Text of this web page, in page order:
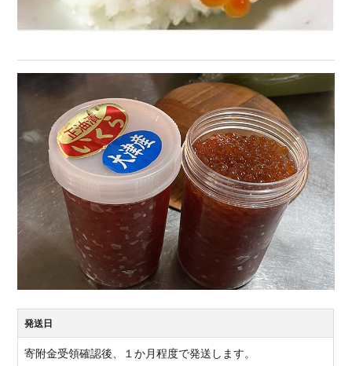
発送日
寄附金受領確認後、１か月程度で発送します。